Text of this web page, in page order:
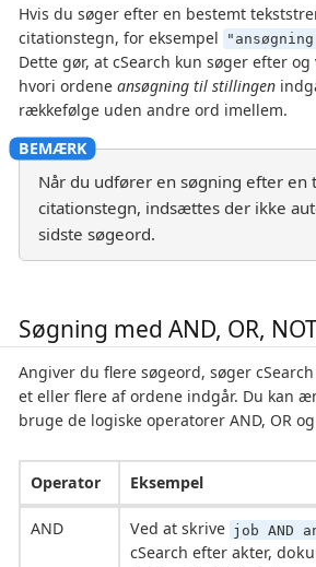
Hvis du søger efter en bestemt
citationstegn, for eksempel
Dette gør, at cSearch kun søger efter
hvori ordene ansøgning til stillingen
rækkefølge uden andre ord imellem.
Når du udfører en søgning efter en
citationstegn, indsættes der ikke
sidste søgeord.
Søgning med AND, OR,
Angiver du flere søgeord, søger
et eller flere af ordene indgår. Du kan
bruge de logiske operatorer AND, OR og
Operator Eksempel
AND Ved at skrive job AND
cSearch efter akter,